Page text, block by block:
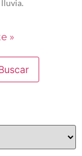
lluvia.
»